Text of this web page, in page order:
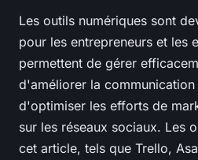
Les outils numériques sont
pour les entrepreneurs et les
permettent de gérer
d'améliorer la
d'optimiser les efforts de
sur les réseaux sociaux. Les
cet article, tels que Trello,